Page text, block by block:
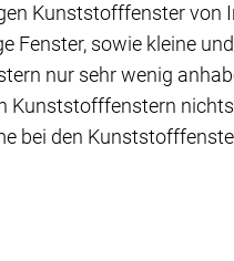
Kunststofffenster von
Fenster, sowie kleine
nur sehr wenig
Kunststofffenstern
bei den